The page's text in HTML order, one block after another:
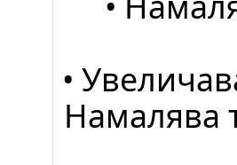
•
Намалява